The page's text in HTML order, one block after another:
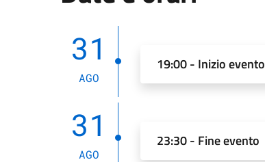
31
AGO
19:00 - Inizio evento
31
AGO
23:30 - Fine evento